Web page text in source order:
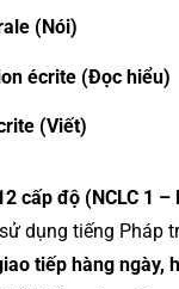
(Nói)
écrite (Đọc hiểu)
(Viết)
cấp độ (NCLC 1 –
dụng tiếng Pháp
tiếp hàng ngày,